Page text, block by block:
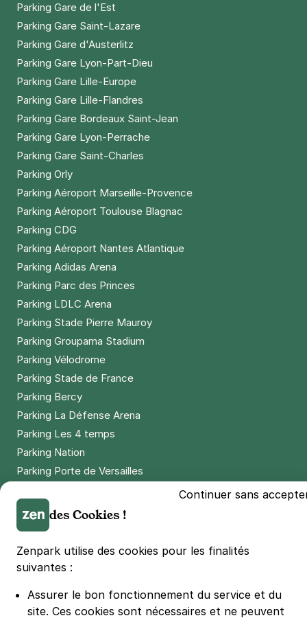
Parking Gare de l'Est
Parking Gare Saint-Lazare
Parking Gare d'Austerlitz
Parking Gare Lyon-Part-Dieu
Parking Gare Lille-Europe
Parking Gare Lille-Flandres
Parking Gare Bordeaux Saint-Jean
Parking Gare Lyon-Perrache
Parking Gare Saint-Charles
Parking Orly
Parking Aéroport Marseille-Provence
Parking Aéroport Toulouse Blagnac
Parking CDG
Parking Aéroport Nantes Atlantique
Parking Adidas Arena
Parking Parc des Princes
Parking LDLC Arena
Parking Stade Pierre Mauroy
Parking Groupama Stadium
Parking Vélodrome
Parking Stade de France
Parking Bercy
Parking La Défense Arena
Parking Les 4 temps
Parking Nation
Parking Porte de Versailles
Parking Euralille
Parking Casino Barrière Lille
🌍 Passer de 130 à 110 km/h sur autoroute réduit votre
#SeDéplacerMoinsPolluer
© Zenpark 2012 - 2026 - Tous droits réservés - Fabriqué avec soin à
Continuer sans
des Cookies !
Zenpark utilise des cookies pour les finalités
suivantes :
Assurer le bon fonctionnement du service et du
site. Ces cookies sont nécessaires et ne peuvent